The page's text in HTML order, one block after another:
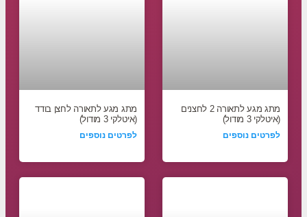
מתג מגע לתאורה 2 לחצנים
(איטלקי 3 מודול)
לפרטים נוספים
מתג מגע לתאורה לחצן בודד
(איטלקי 3 מודול)
לפרטים נוספים